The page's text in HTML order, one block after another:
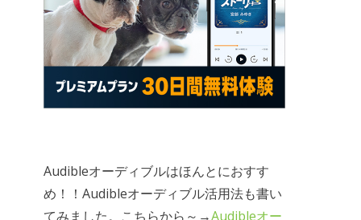
Audibleオーディブルはほんとにおすす
め！！Audibleオーディブル活用法も書い
てみました。こちらから～→Audibleオー